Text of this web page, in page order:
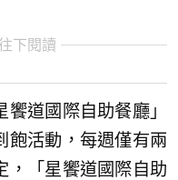
下閱讀
道國際自助餐廳」
飽活動，每週僅有兩
，「星饗道國際自助